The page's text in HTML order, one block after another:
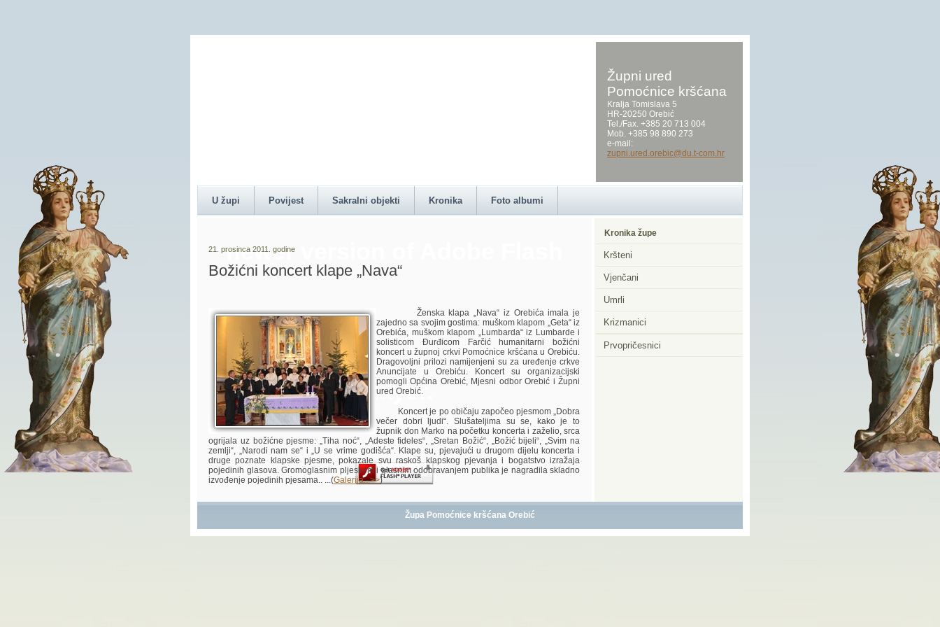
newer version of Adobe Flash
Player.
Župni ured
Pomoćnice kršćana
Kralja Tomislava 5
HR-20250 Orebić
Tel./Fax. +385 20 713 004
Mob. +385 98 890 273
e-mail:
zupni.ured.orebic@du.t-com.hr
U župi Povijest Sakralni objekti Kronika Foto albumi
Kronika župe
Kršteni
Vjenčani
Umrli
Krizmanici
Prvopričesnici
21. prosinca 2011. godine
Božićni koncert klape „Nava“
Ženska klapa „Nava“ iz Orebića imala je
zajedno sa svojim gostima: muškom klapom „Geta“ iz
Orebića, muškom klapom „Lumbarda“ iz Lumbarde i
solisticom Đurđicom Farčić humanitarni božićni
koncert u župnoj crkvi Pomoćnice kršćana u Orebiću.
Dragovoljni prilozi namijenjeni su za uređenje crkve
Anuncijate u Orebiću. Koncert su organizacijski
pomogli Općina Orebić, Mjesni odbor Orebić i Župni
ured Orebić.
Koncert je po običaju započeo pjesmom „Dobra
večer dobri ljudi“. Slušateljima su se, kako je to
župnik don Marko na početku koncerta i zaželio, srca
ogrijala uz božićne pjesme: „Tiha noć“, „Adeste fideles“, „Sretan Božić“, „Božić bijeli“, „Svim na
zemlji“, „Narodi nam se“ i „U se vrime godišća“. Klape su, pjevajući u drugom dijelu koncerta i
druge poznate klapske pjesme, pokazale svu raskoš klapskog pjevanja i bogatstvo izražaja
pojedinih glasova. Gromoglasnim pljeskom i glasnim odobravanjem publika je nagradila skladno
izvođenje pojedinih pjesama.. ...(Galerija...>>)
Župa Pomoćnice kršćana Orebić